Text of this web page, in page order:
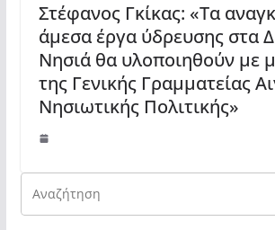
Στέφανος Γκίκας: «Τα
άμεσα έργα ύδρευσης στα
Νησιά θα υλοποιηθούν με
της Γενικής Γραμματείας
Νησιωτικής Πολιτικής»